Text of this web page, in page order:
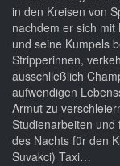
in den Kreisen von
nachdem er sich
und seine Kumpels
Stripperinnen,
ausschließlich
aufwendigen
Armut zu
Studienarbeiten
des Nachts für den
Suvakci) Taxi…